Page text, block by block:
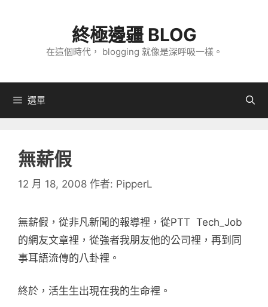
內
終極邊疆 BLOG
在這個時代， blogging 就像是深呼吸一樣。
選單
無薪假
12 月 18, 2008 作者: PipperL
無薪假，從非凡新聞的報導裡，從PTT Tech_Job
的網友文章裡，從強者我朋友他的公司裡，再到同
事耳語流傳的八卦裡。
終於，活生生出現在我的生命裡。